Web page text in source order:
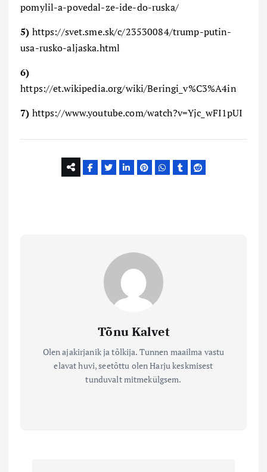
pomylil-a-povedal-ze-ide-do-ruska/
5) https://svet.sme.sk/c/23530084/trump-putin-
usa-rusko-aljaska.html
6)
https://et.wikipedia.org/wiki/Beringi_v%C3%A4in
7) https://www.youtube.com/watch?v=Yjc_wFI1pUI
Tõnu Kalvet
Olen ajakirjanik ja tõlkija. Tunnen maailma vastu
elavat huvi, seetõttu olen Harju keskmisest
tunduvalt mitmekülgsem.